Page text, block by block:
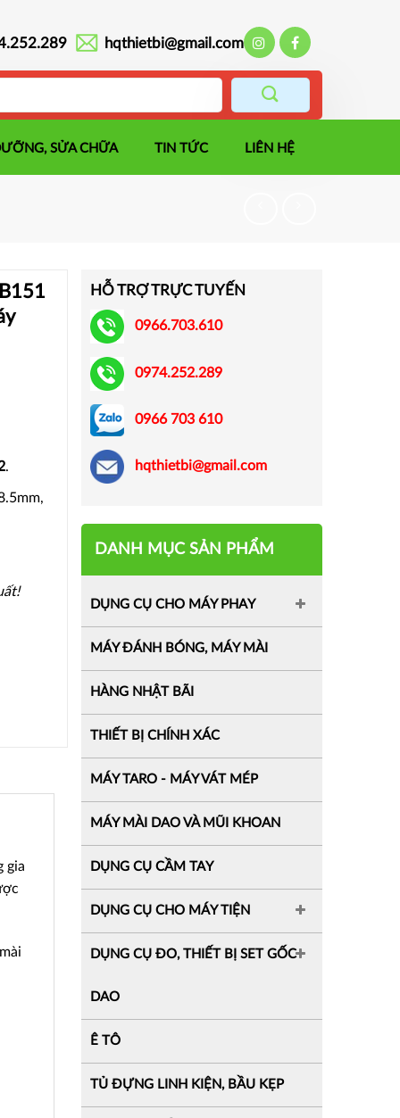
hqthietbi@gmail.com
SỬA CHỮA TIN TỨC LIÊN HỆ
HỖ TRỢ TRỰC TUYẾN
0966.703.610
0974.252.289
0966 703 610
hqthietbi@gmail.com
DANH MỤC SẢN PHẨM
DỤNG CỤ CHO MÁY PHAY
MÁY ĐÁNH BÓNG, MÁY MÀI
HÀNG NHẬT BÃI
THIẾT BỊ CHÍNH XÁC
MÁY TARO - MÁY VÁT MÉP
MÁY MÀI DAO VÀ MŨI KHOAN
DỤNG CỤ CẦM TAY
DỤNG CỤ CHO MÁY TIỆN
DỤNG CỤ ĐO, THIẾT BỊ SET GỐC
DAO
Ê TÔ
TỦ ĐỰNG LINH KIỆN, BẦU KẸP
.
gia